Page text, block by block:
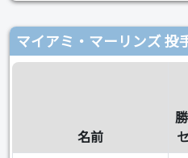
マイアミ・マーリンズ 投
名前